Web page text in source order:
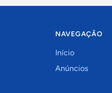
NAVEGAÇÃO
Início
Anúncios